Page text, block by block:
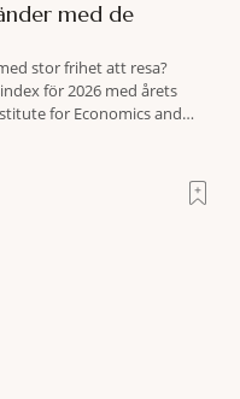
med de
stor frihet att resa?
för 2026 med årets
for Economics and